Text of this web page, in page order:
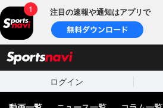
注目の速報や通知はアプリで
ログイン